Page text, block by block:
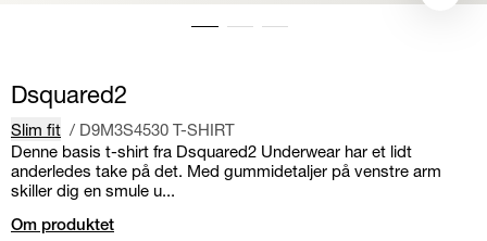
Dsquared2
Slim fit / D9M3S4530 T-SHIRT
Denne basis t-shirt fra Dsquared2 Underwear har et lidt
anderledes take på det. Med gummidetaljer på venstre arm
skiller dig en smule u...
Om produktet